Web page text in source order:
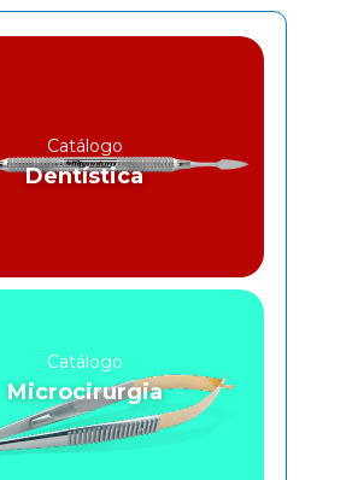
Catálogo
Dentística
Catálogo
Microcirurgia